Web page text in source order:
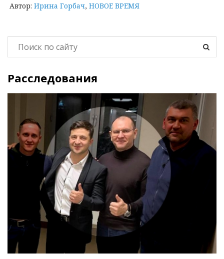
Автор: Ирина Горбач, НОВОЕ ВРЕМЯ
Расследования